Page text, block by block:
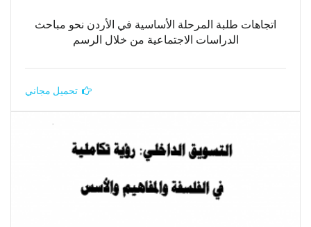
اتجاهات طلبة المرحلة الأساسية في الأردن نحو مباحث
الدراسات الاجتماعية من خلال الرسم
تحميل مجاني